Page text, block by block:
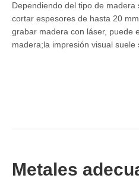
Dependiendo del tipo de madera
cortar espesores de hasta 20
grabar madera con láser, puede
madera;la impresión visual suele
Metales